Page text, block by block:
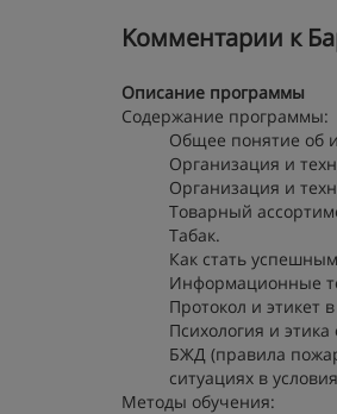
Kомментарии к
Описание программы
Содержание программы:
Общее понятие об
Организация и
Организация и
Товарный
Табак.
Как стать
Информационные
Протокол и этикет
Психология и
БЖД (правила
ситуациях в
Методы обучения: